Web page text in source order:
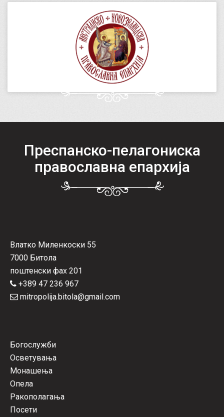
Преспанско-пелагониска
православна епархија
Влатко Миленкоски 55
7000 Битола
поштенски фах 201
+389 47 236 967
mitropolija.bitola@gmail.com
Богослужби
Осветувања
Монашења
Опела
Ракополагања
Посети